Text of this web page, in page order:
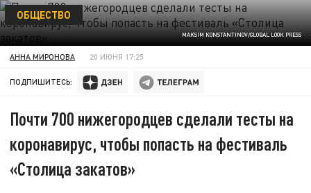
MAKSIM KONSTANTINOV/GLOBAL LOOK PRESS
ОБЩЕСТВО
АННА МИРОНОВА 20 ИЮНЯ 17:25
ПОДПИШИТЕСЬ:
Почти 700 нижегородцев сделали тесты на
коронавирус, чтобы попасть на фестиваль
«Столица закатов»